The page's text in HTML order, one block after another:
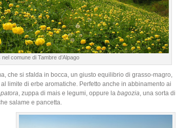
comune di Tambre d’Alpago
che si sfalda in bocca, un giusto equilibrio di grasso-magro,
limite di erbe aromatiche. Perfetto anche in abbinamento ai
patora, zuppa di mais e legumi, oppure la bagozia, una sorta di
salame e pancetta.